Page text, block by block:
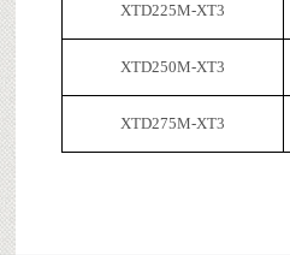
XTD225M-XT3
XTD250M-XT3
XTD275M-XT3